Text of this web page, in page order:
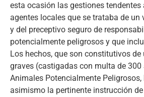
esta ocasión las gestiones
agentes locales que se trataba de
y del preceptivo seguro de
potencialmente peligrosos y que
Los hechos, que son constitutivos
graves (castigadas con multa de
Animales Potencialmente
asimismo la pertinente instrucción